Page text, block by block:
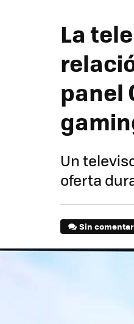
La
panel
Un
oferta
Sin